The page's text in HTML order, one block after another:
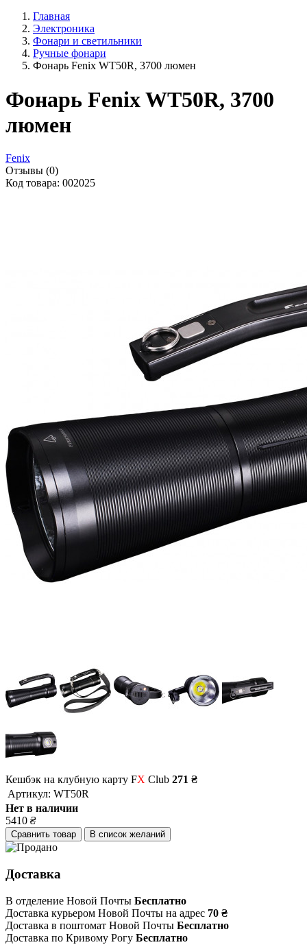
Главная
Электроника
Фонари и светильники
Ручные фонари
Фонарь Fenix WT50R, 3700 люмен
Фонарь Fenix WT50R, 3700
люмен
Fenix
Отзывы (0)
Код товара: 002025
Кешбэк на клубную карту FX Club 271 ₴
Артикул: WT50R
Нет в наличии
5410 ₴
Сравнить товар В список желаний
Доставка
В отделение Новой Почты Бесплатно
Доставка курьером Новой Почты на адрес 70 ₴
Доставка в поштомат Новой Почты Бесплатно
Доставка по Кривому Рогу Бесплатно